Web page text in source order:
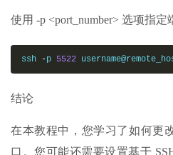
使用 -p <port_number> 选项指定
ssh -p 5522
结论
在本教程中，您学习了如何更
口。您可能还需要设置基于